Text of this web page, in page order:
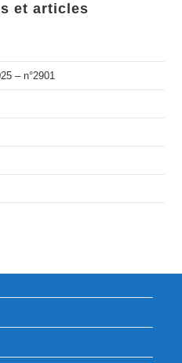
et articles
– n°2901